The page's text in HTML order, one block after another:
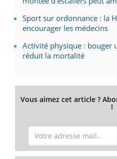
Sport sur ordonnance : la
encourager les médecins
Activité physique : bouger
réduit la mortalité
Vous aimez cet article ?
!